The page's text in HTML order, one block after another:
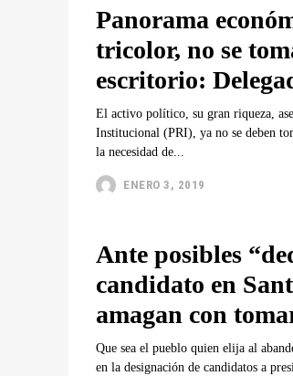
Panorama
tricolor, no se
escritorio:
El activo político, su gran riqueza, asegura Padilla
Institucional (PRI), ya no se deben
la necesidad de...
ENERO 3, 2019
Ante posibles
candidato en
amagan con
Que sea el pueblo quien elija al abanderado: Rivera
en la designación de candidatos a